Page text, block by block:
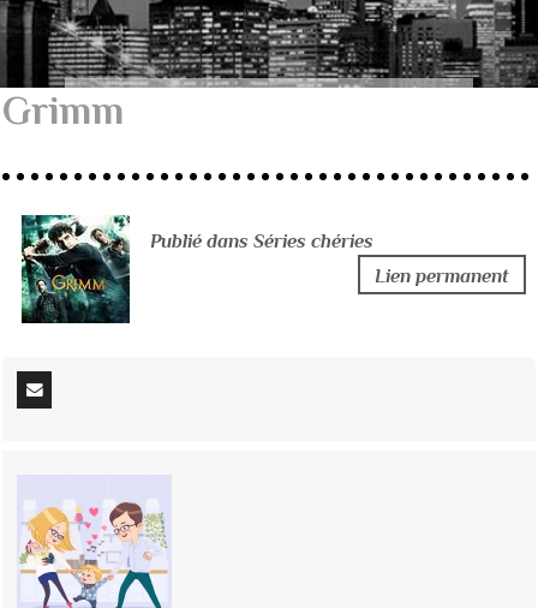
Grimm
Publié dans Séries chéries
Lien permanent